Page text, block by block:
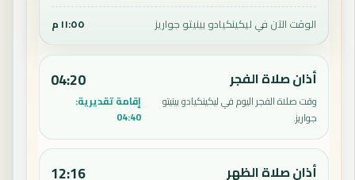
الوقت الآن في ليكينكيادو بينيتو جواريز ١١:٥٥ م
أذان صلاة الفجر
وقت صلاة الفجر اليوم في ليكينكيادو بينيتو
جواريز.
04:20
إقامة تقديرية:
04:40
أذان صلاة الظهر 12:16